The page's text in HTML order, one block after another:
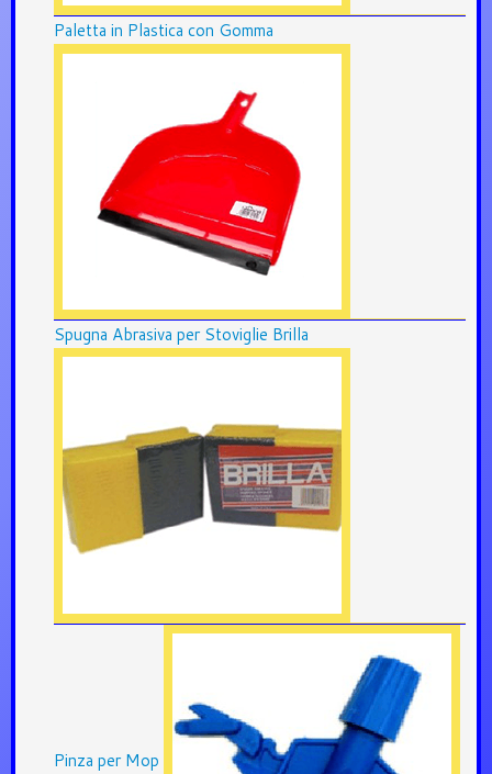
Paletta in Plastica con Gomma
Spugna Abrasiva per Stoviglie Brilla
Pinza per Mop